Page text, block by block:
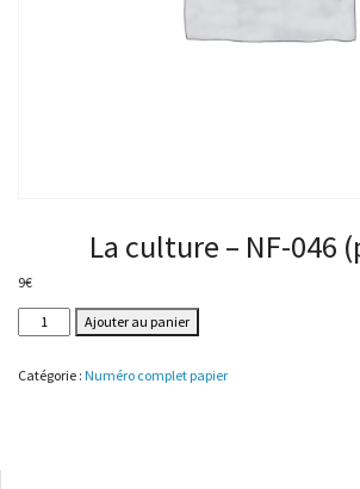
La culture – NF-046
9€
quantité
de
culture
Ajouter au panier
Catégorie : Numéro complet papier